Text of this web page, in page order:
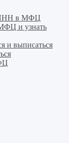
ИНН в МФЦ
и узнать
и выписаться